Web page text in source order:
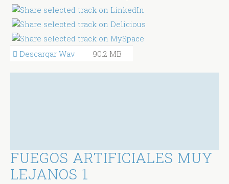
Descargar Wav 90.2 MB
FUEGOS ARTIFICIALES MUY
LEJANOS 1